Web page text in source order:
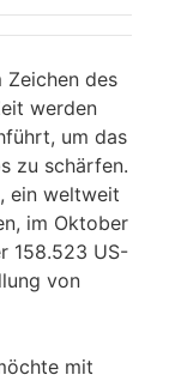
des
werden
um das
zu schärfen.
ein weltweit
im Oktober
158.523 US-
von
mit